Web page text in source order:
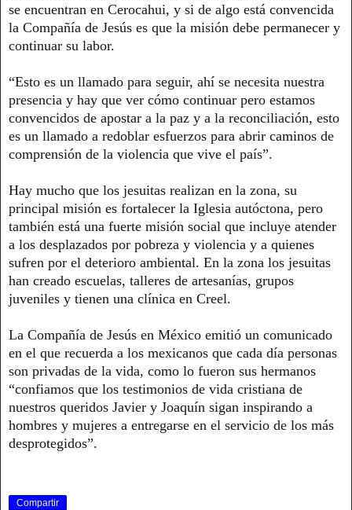
se encuentran en Cerocahui, y si de algo está convencida
la Compañía de Jesús es que la misión debe permanecer y
continuar su labor.
“Esto es un llamado para seguir, ahí se necesita nuestra
presencia y hay que ver cómo continuar pero estamos
convencidos de apostar a la paz y a la reconciliación, esto
es un llamado a redoblar esfuerzos para abrir caminos de
comprensión de la violencia que vive el país”.
Hay mucho que los jesuitas realizan en la zona, su
principal misión es fortalecer la Iglesia autóctona, pero
también está una fuerte misión social que incluye atender
a los desplazados por pobreza y violencia y a quienes
sufren por el deterioro ambiental. En la zona los jesuitas
han creado escuelas, talleres de artesanías, grupos
juveniles y tienen una clínica en Creel.
La Compañía de Jesús en México emitió un comunicado
en el que recuerda a los mexicanos que cada día personas
son privadas de la vida, como lo fueron sus hermanos
“confiamos que los testimonios de vida cristiana de
nuestros queridos Javier y Joaquín sigan inspirando a
hombres y mujeres a entregarse en el servicio de los más
desprotegidos”.
Compartir